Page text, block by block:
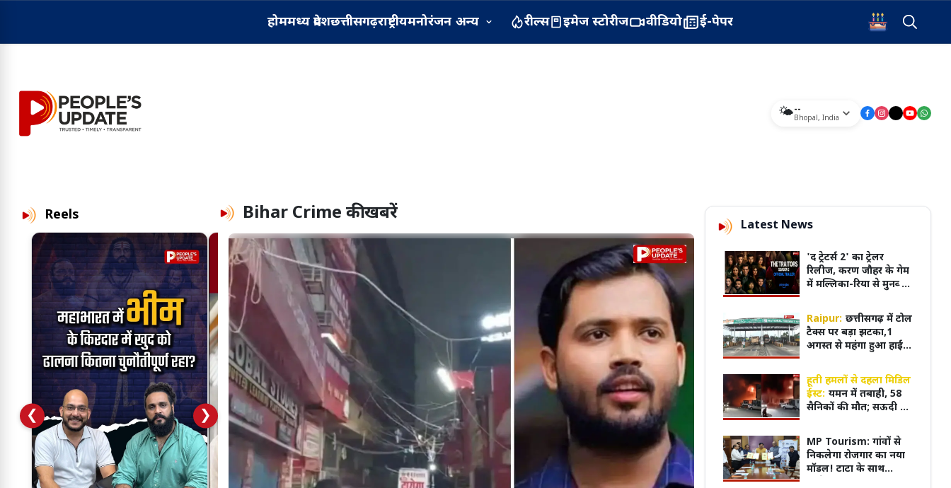
होममध्य प्रदेशछत्तीसगढ़राष्ट्रीयमनोरंजन अन्य रील्स इमेज स्टोरीज वीडियो ई-पेपर
🌤️--
Bhopal, India
Reels
❮ ❯
Bihar Crime की खबरें
Latest News
'द ट्रेटर्स 2' का ट्रेलर
रिलीज, करण जौहर के गेम
में मल्लिका-रिया से मुनव्वर
टक्कर
Raipur: छत्तीसगढ़ में टोल
टैक्स पर बड़ा झटका,1
अगस्त से महंगा हुआ हाईवे
हूती हमलों से दहला मिडिल
ईस्ट: यमन में तबाही, 58
सैनिकों की मौत; सऊदी में
MP Tourism: गांवों से
निकलेगा रोजगार का नया
मॉडल! टाटा के साथ